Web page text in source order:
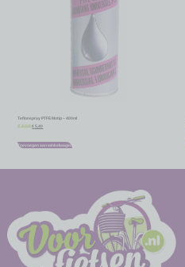
Teflonspray PTFE Motip – 400ml
€6,00 € 5,40
Toevoegen aan winkelwagen